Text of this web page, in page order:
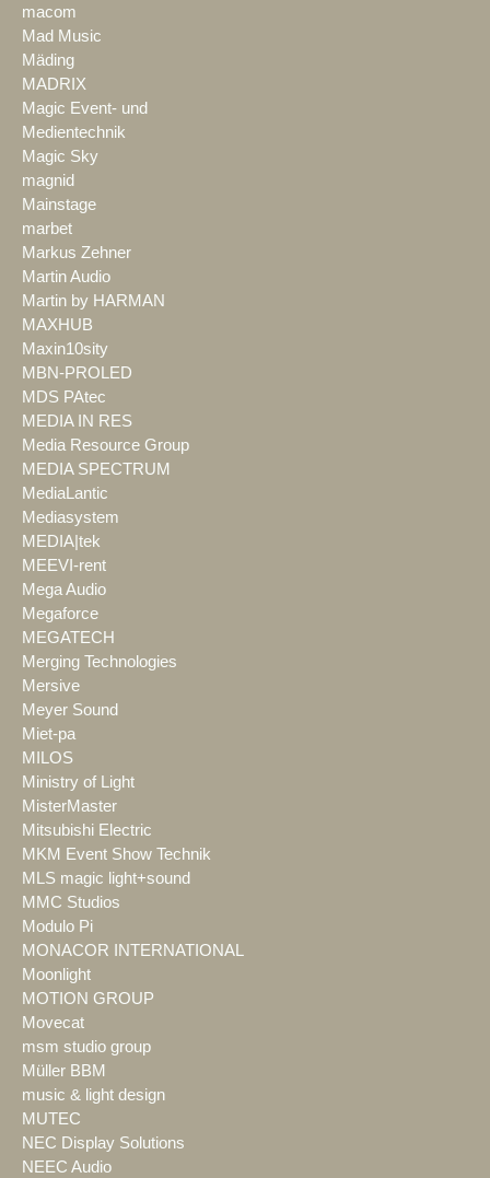
macom
Mad Music
Mäding
MADRIX
Magic Event- und
Medientechnik
Magic Sky
magnid
Mainstage
marbet
Markus Zehner
Martin Audio
Martin by HARMAN
MAXHUB
Maxin10sity
MBN-PROLED
MDS PAtec
MEDIA IN RES
Media Resource Group
MEDIA SPECTRUM
MediaLantic
Mediasystem
MEDIA|tek
MEEVI-rent
Mega Audio
Megaforce
MEGATECH
Merging Technologies
Mersive
Meyer Sound
Miet-pa
MILOS
Ministry of Light
MisterMaster
Mitsubishi Electric
MKM Event Show Technik
MLS magic light+sound
MMC Studios
Modulo Pi
MONACOR INTERNATIONAL
Moonlight
MOTION GROUP
Movecat
msm studio group
Müller BBM
music & light design
MUTEC
NEC Display Solutions
NEEC Audio